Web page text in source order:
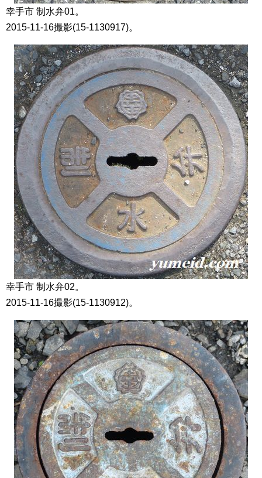
幸手市 制水弁01。
2015-11-16撮影(15-1130917)。
幸手市 制水弁02。
2015-11-16撮影(15-1130912)。